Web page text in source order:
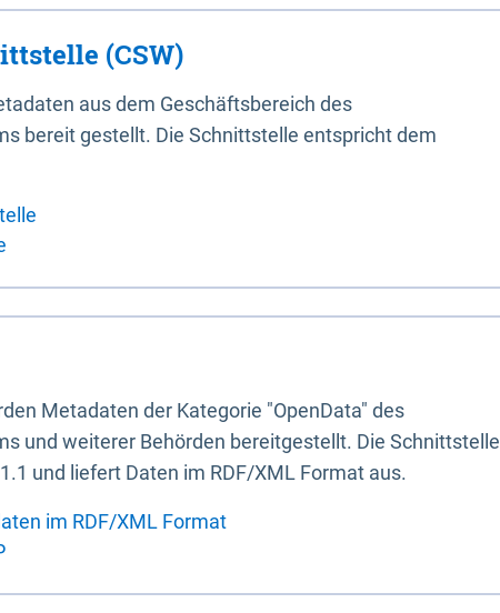
(CSW)
aus dem Geschäftsbereich des
bereit gestellt. Die Schnittstelle entspricht dem
Metadaten der Kategorie "OpenData" des
und weiterer Behörden bereitgestellt. Die Schnittstelle
und liefert Daten im RDF/XML Format aus.
im RDF/XML Format